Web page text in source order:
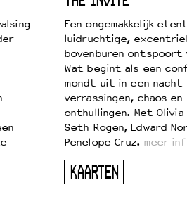
Een ongemakkelijk
luidruchtige,
bovenburen ontspoort
Wat begint als een
mondt uit in een nacht
verrassingen, chaos en
onthullingen. Met Olivia
Seth Rogen, Edward
Penelope Cruz. meer
KAARTEN